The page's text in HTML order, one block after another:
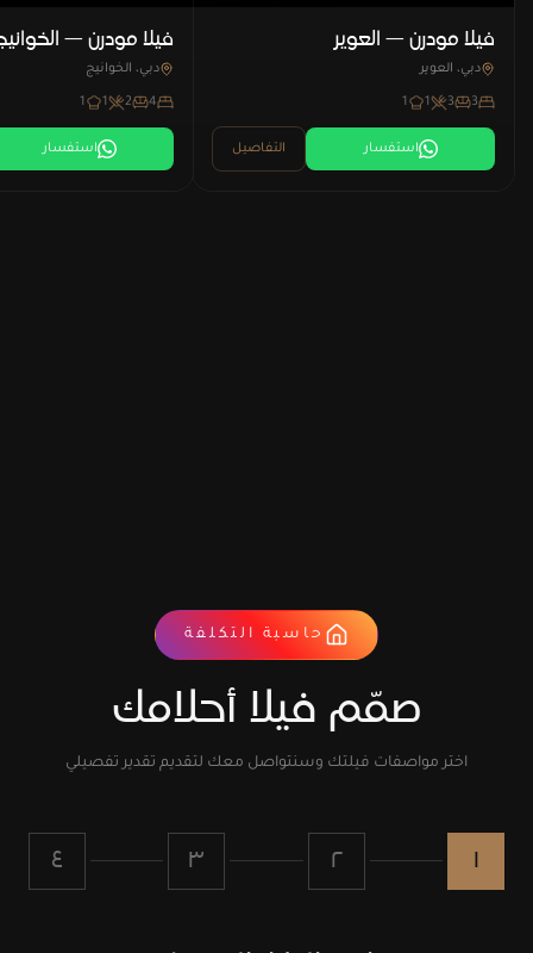
فيلا مودرن — العوير
دبي، العوير
3
3
1
1
استفسار التفاصيل
فيلا مودرن —
دبي، الخوانيج
4
2
1
1
استفسار
حاسبة التكلفة
صمّم فيلا أحلامك
اختر مواصفات فيلتك وسنتواصل معك لتقديم تقدير تفصيلي
٢ ٣ ٤